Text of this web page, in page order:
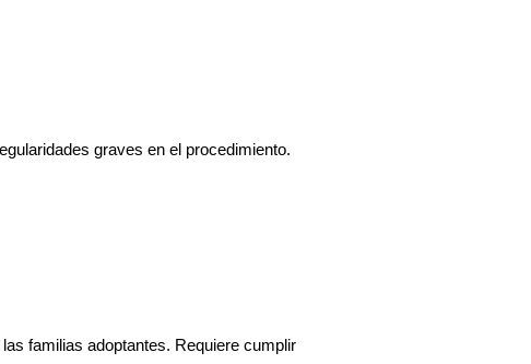
graves en el procedimiento.
familias adoptantes. Requiere cumplir